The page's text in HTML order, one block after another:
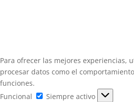
Para ofrecer las mejores experiencias,
procesar datos como el
funciones.
Funcional
Funcional
Siempre activo